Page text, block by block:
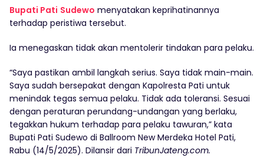
Bupati Pati Sudewo menyatakan keprihatinannya
terhadap peristiwa tersebut.
Ia menegaskan tidak akan mentolerir tindakan para pelaku.
“Saya pastikan ambil langkah serius. Saya tidak main-main.
Saya sudah bersepakat dengan Kapolresta Pati untuk
menindak tegas semua pelaku. Tidak ada toleransi. Sesuai
dengan peraturan perundang-undangan yang berlaku,
tegakkan hukum terhadap para pelaku tawuran,” kata
Bupati Pati Sudewo di Ballroom New Merdeka Hotel Pati,
Rabu (14/5/2025). Dilansir dari TribunJateng.com.